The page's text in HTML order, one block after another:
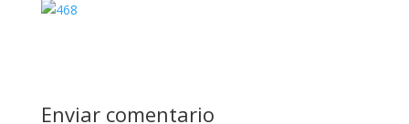
Enviar comentario